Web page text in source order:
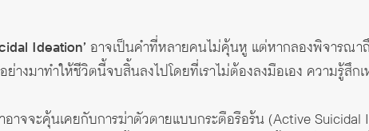
Ideation’ อาจเป็นคำที่หลายคนไม่คุ้นหู แต่หากลองพิจารณา
ย่างมาทำให้ชีวิตนี้จบสิ้นลงไปโดยที่เราไม่ต้องลงมือเอง ความรู้สึก
อาจจะคุ้นเคยกับการฆ่าตัวตายแบบกระตือรือร้น (Active